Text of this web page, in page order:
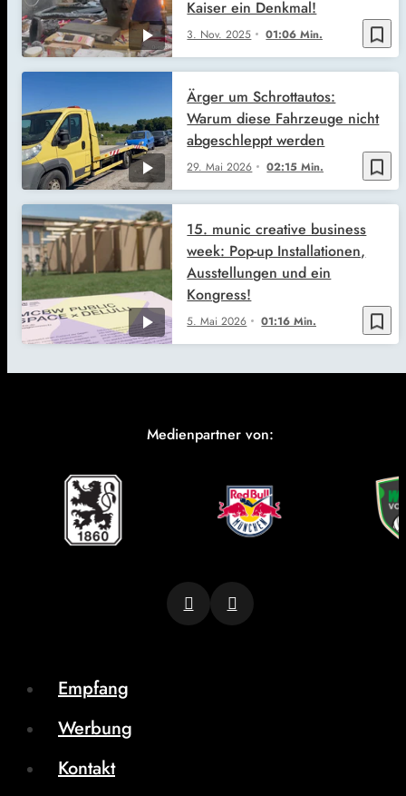
bookmark_border
3. Nov. 2025 01:06 Min.
Kaiser ein Denkmal!
bookmark_border
29. Mai 2026 02:15 Min.
Ärger um Schrottautos:
Warum diese Fahrzeuge nicht
abgeschleppt werden
bookmark_border
5. Mai 2026 01:16 Min.
15. munic creative business
week: Pop-up Installationen,
Ausstellungen und ein
Kongress!
Medienpartner von:
Empfang
Werbung
Kontakt